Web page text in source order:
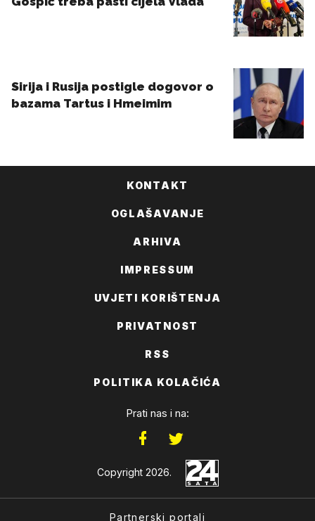
KONTAKT
OGLAŠAVANJE
ARHIVA
IMPRESSUM
UVJETI KORIŠTENJA
PRIVATNOST
RSS
POLITIKA KOLAČIĆA
Prati nas i na:
Copyright 2026.
Partnerski portali